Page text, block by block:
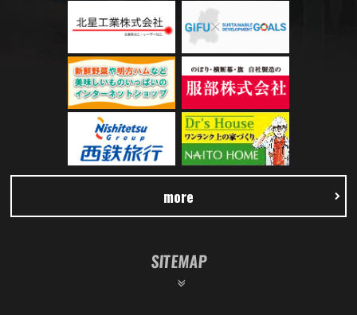
more
SITEMAP